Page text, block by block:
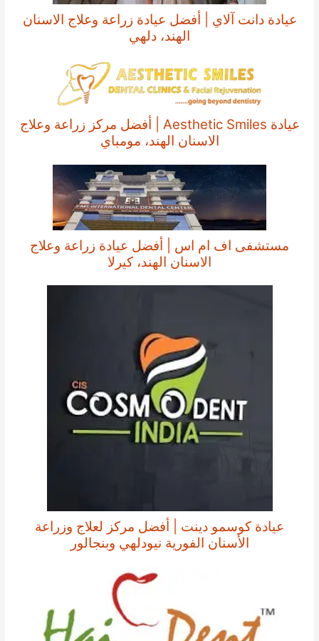
عيادة دانت آلاي | أفضل عيادة زراعة وعلاج الاسنان
الهند، دلهي
عيادة Aesthetic Smiles | أفضل مركز زراعة وعلاج
الاسنان الهند، مومباي
مستشفى اف ام اس | أفضل عيادة زراعة وعلاج
الاسنان الهند، كيرلا
عيادة كوسمو دينت | أفضل مركز لعلاج وزراعة
الأسنان الفورية نيودلهي وبنجالور